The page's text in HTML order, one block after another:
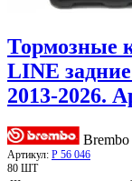
Тормозные
LINE
2013-2026.
Brembo
Артикул: P 56 046
80 ШТ